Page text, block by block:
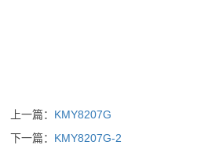
上一篇： KMY8207G
下一篇： KMY8207G-2